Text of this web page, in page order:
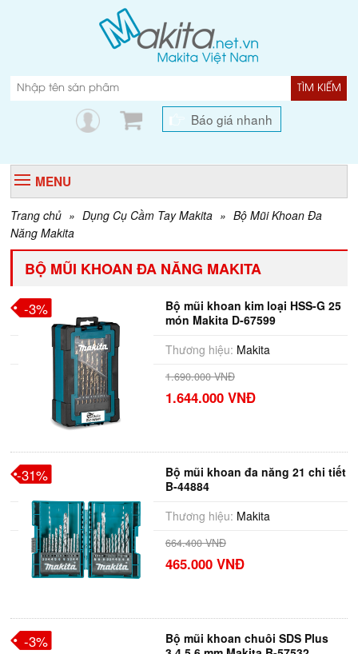
TÌM KIẾM
Báo giá nhanh
MENU
Trang chủ » Dụng Cụ Cầm Tay Makita » Bộ Mũi Khoan Đa
Năng Makita
BỘ MŨI KHOAN ĐA NĂNG MAKITA
Bộ mũi khoan kim loại HSS-G 25
món Makita D-67599
Thương hiệu: Makita
1.690.000 VNĐ
1.644.000 VNĐ
-3%
Bộ mũi khoan đa năng 21 chi tiết
B-44884
Thương hiệu: Makita
664.400 VNĐ
465.000 VNĐ
-31%
Bộ mũi khoan chuôi SDS Plus
-3%